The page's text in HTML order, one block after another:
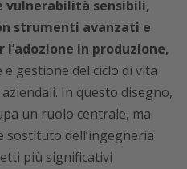
vulnerabilità sensibili,
strumenti avanzati e
in produzione,
gestione del ciclo di vita
In questo disegno,
un ruolo centrale, ma
sostituto dell’ingegneria
più significativi